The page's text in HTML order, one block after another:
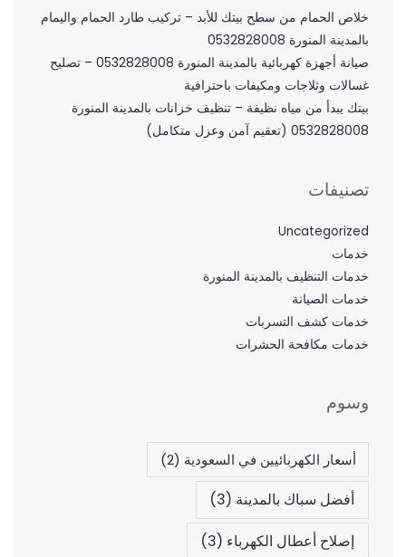
خلاص الحمام من سطح بيتك للأبد – تركيب طارد الحمام واليمام
بالمدينة المنورة 0532828008
صيانة أجهزة كهربائية بالمدينة المنورة 0532828008 – تصليح
غسالات وثلاجات ومكيفات باحترافية
بيتك يبدأ من مياه نظيفة – تنظيف خزانات بالمدينة المنورة
0532828008 (تعقيم آمن وعزل متكامل)
تصنيفات
Uncategorized
خدمات
خدمات التنظيف بالمدينة المنورة
خدمات الصيانة
خدمات كشف التسربات
خدمات مكافحة الحشرات
وسوم
أسعار الكهربائيين في السعودية (2)
أفضل سباك بالمدينة (3)
إصلاح أعطال الكهرباء (3)